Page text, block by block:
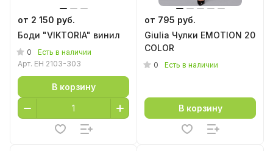
от 2 150 руб.
Боди "VIKTORIA" винил
0
Есть в наличии
Арт. EH 2103-303
В корзину
от 795 руб.
Giulia Чулки EMOTION 20
COLOR
0 Есть в наличии
В корзину